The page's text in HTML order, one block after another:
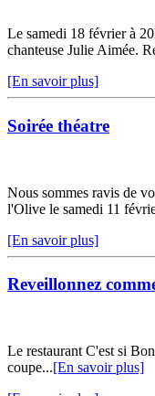
Le samedi 18 février à
chanteuse Julie Aimée.
[En savoir plus]
Soirée théatre
Nous sommes ravis de
l'Olive le samedi 11
[En savoir plus]
Reveillonnez
Le restaurant C'est si
coupe...[En savoir plus]